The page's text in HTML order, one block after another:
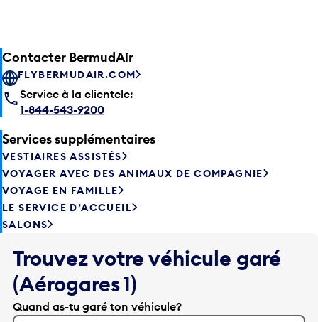
Contacter BermudAir
FLYBERMUDAIR.COM
Service à la clientele:
1-844-543-9200
Services supplémentaires
VESTIAIRES ASSISTÉS
VOYAGER AVEC DES ANIMAUX DE COMPAGNIE
VOYAGE EN FAMILLE
LE SERVICE D’ACCUEIL
SALONS
Trouvez votre véhicule garé
(Aérogares 1)
Quand as-tu garé ton véhicule?